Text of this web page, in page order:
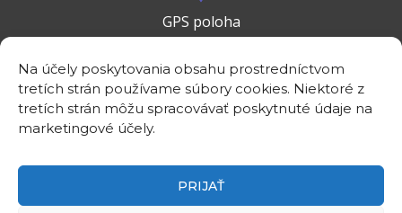
Na účely poskytovania obsahu prostredníctvom
tretích strán používame súbory cookies. Niektoré z
tretích strán môžu spracovávať poskytnuté údaje na
marketingové účely.
PRIJAŤ
GPS poloha
©2026Elektrotechnický ústav SAV, v. v. i.